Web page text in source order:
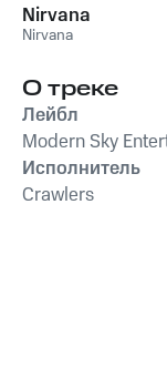
Nirvana
Nirvana
О треке
Лейбл
Modern Sky
Исполнитель
Crawlers